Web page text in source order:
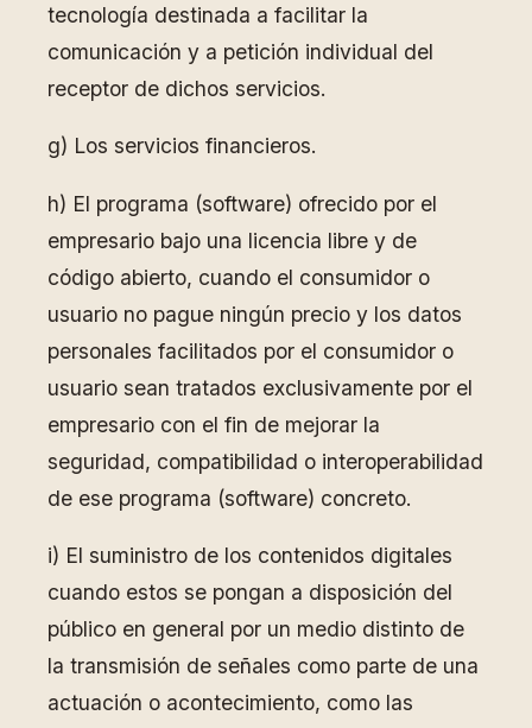
tecnología destinada a facilitar la
comunicación y a petición individual del
receptor de dichos servicios.
g) Los servicios financieros.
h) El programa (software) ofrecido por el
empresario bajo una licencia libre y de
código abierto, cuando el consumidor o
usuario no pague ningún precio y los datos
personales facilitados por el consumidor o
usuario sean tratados exclusivamente por el
empresario con el fin de mejorar la
seguridad, compatibilidad o interoperabilidad
de ese programa (software) concreto.
i) El suministro de los contenidos digitales
cuando estos se pongan a disposición del
público en general por un medio distinto de
la transmisión de señales como parte de una
actuación o acontecimiento, como las